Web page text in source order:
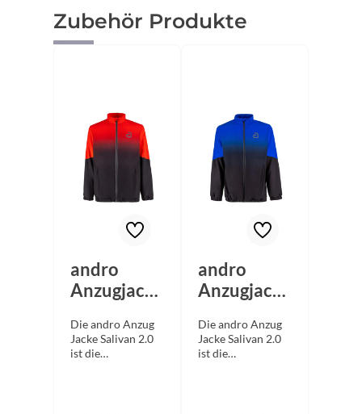
Produktgalerie überspringen
Zubehör Produkte
andro
Anzugjacke
schwarz/ro
t 3XS
Die andro Anzug
Jacke Salivan 2.0
ist die
andro
Anzugjacke
schwarz/bl
au 3XS
Die andro Anzug
Jacke Salivan 2.0
ist die